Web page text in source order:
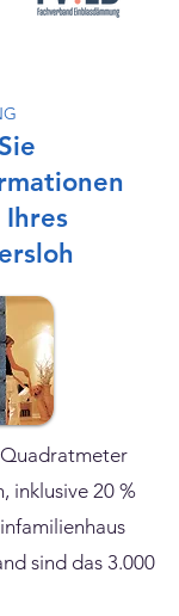
inklusive 20 %
sind das 3.000